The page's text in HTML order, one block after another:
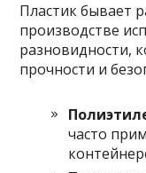
Пластик бывает
производстве
разновидности,
прочности и
часто